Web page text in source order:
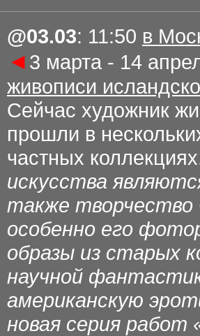
@03.03: 11:50 в
◄ 3 марта - 14
живописи
Сейчас художник
прошли в
частных
искусства
также творчество
особенно его
образы из старых
научной
американскую
новая серия работ